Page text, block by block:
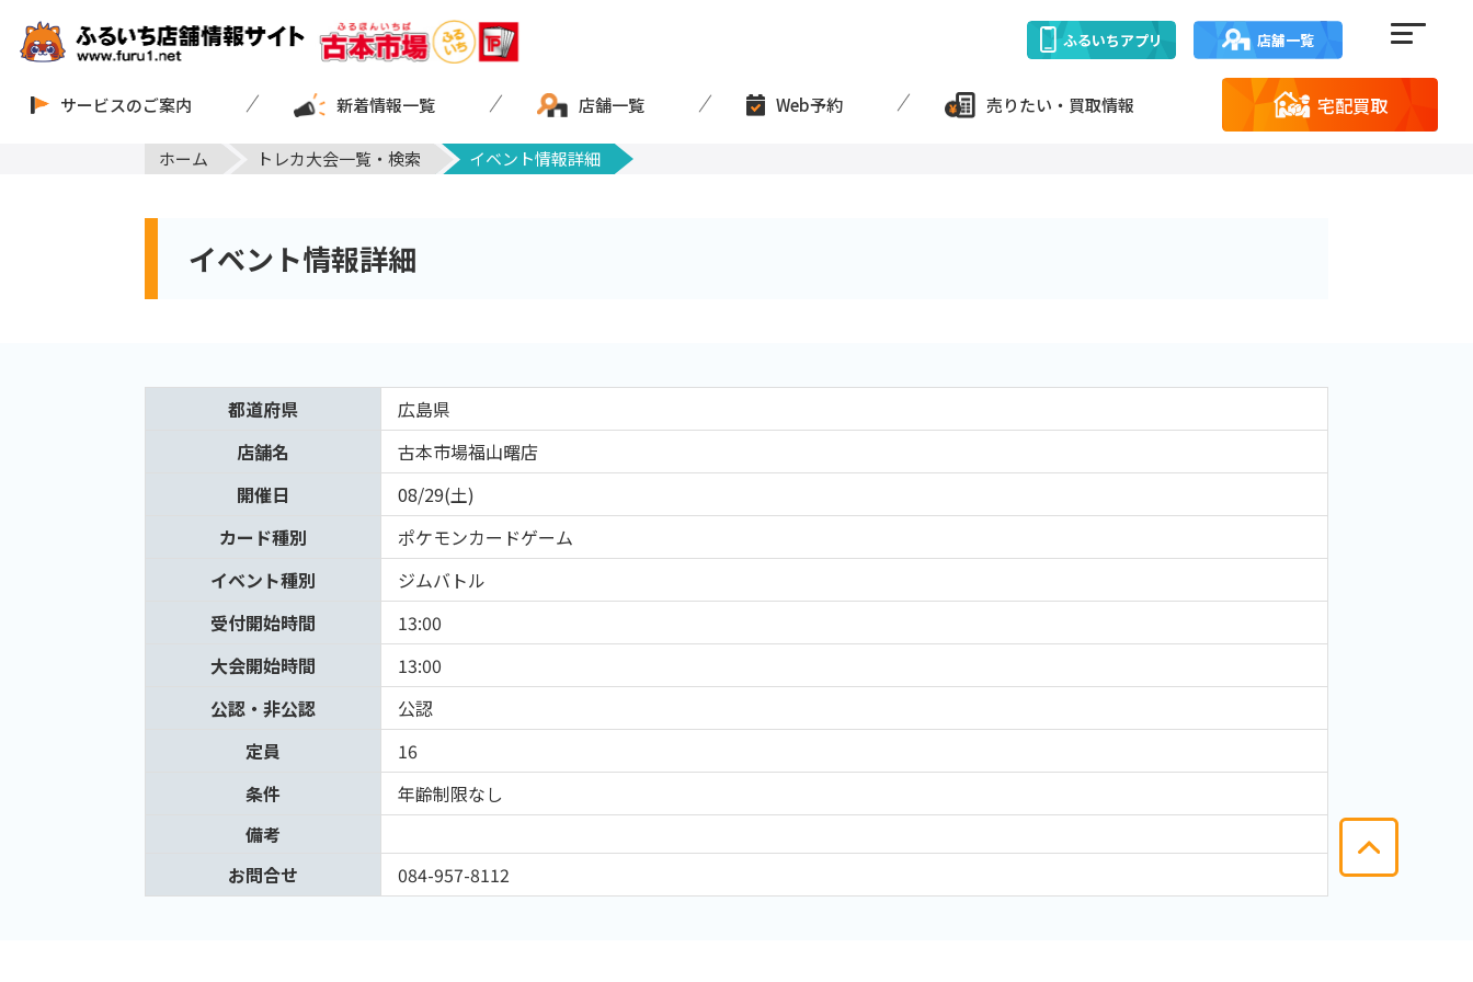
ふるいちアプリ 店舗一覧
サービスのご案内 新着情報一覧 店舗一覧 Web予約 売りたい・買取情報 宅配買取
ホーム トレカ大会一覧・検索 イベント情報詳細
イベント情報詳細
都道府県
広島県
店舗名
古本市場福山曙店
開催日
08/29(土)
カード種別
ポケモンカードゲーム
イベント種別
ジムバトル
受付開始時間
13:00
大会開始時間
13:00
公認・非公認
公認
定員
16
条件
年齢制限なし
備考
お問合せ
084-957-8112